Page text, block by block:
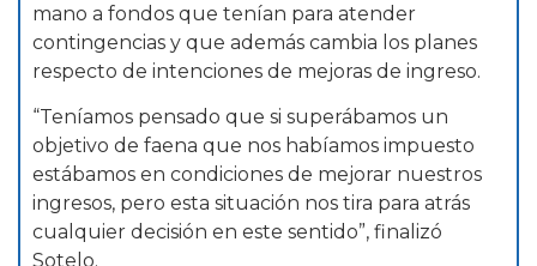
mano a fondos que tenían para atender
contingencias y que además cambia los planes
respecto de intenciones de mejoras de ingreso.
“Teníamos pensado que si superábamos un
objetivo de faena que nos habíamos impuesto
estábamos en condiciones de mejorar nuestros
ingresos, pero esta situación nos tira para atrás
cualquier decisión en este sentido”, finalizó
Sotelo.